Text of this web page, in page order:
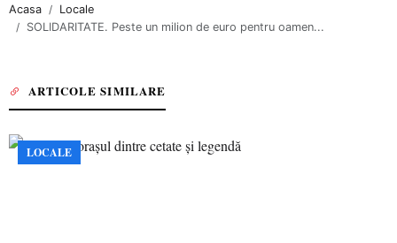
Acasa
Locale
SOLIDARITATE. Peste un milion de euro pentru oamen...
ARTICOLE SIMILARE
LOCALE